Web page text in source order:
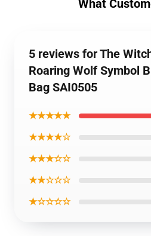
What
5 reviews for The
Roaring Wolf Symbol
Bag SAI0505
★★★★★
★★★★☆
★★★☆☆
★★☆☆☆
★☆☆☆☆